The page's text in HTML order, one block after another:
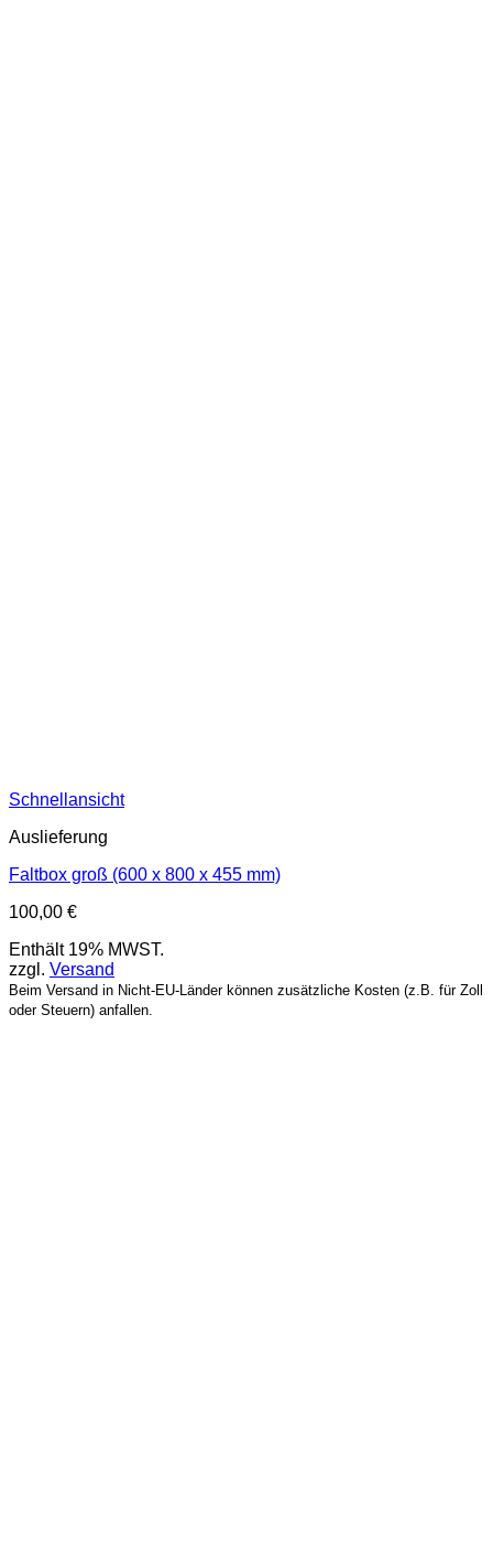
Schnellansicht
Auslieferung
Faltbox groß (600 x 800 x 455 mm)
100,00 €
Enthält 19% MWST.
zzgl. Versand
Beim Versand in Nicht-EU-Länder können zusätzliche Kosten (z.B. für Zoll
oder Steuern) anfallen.